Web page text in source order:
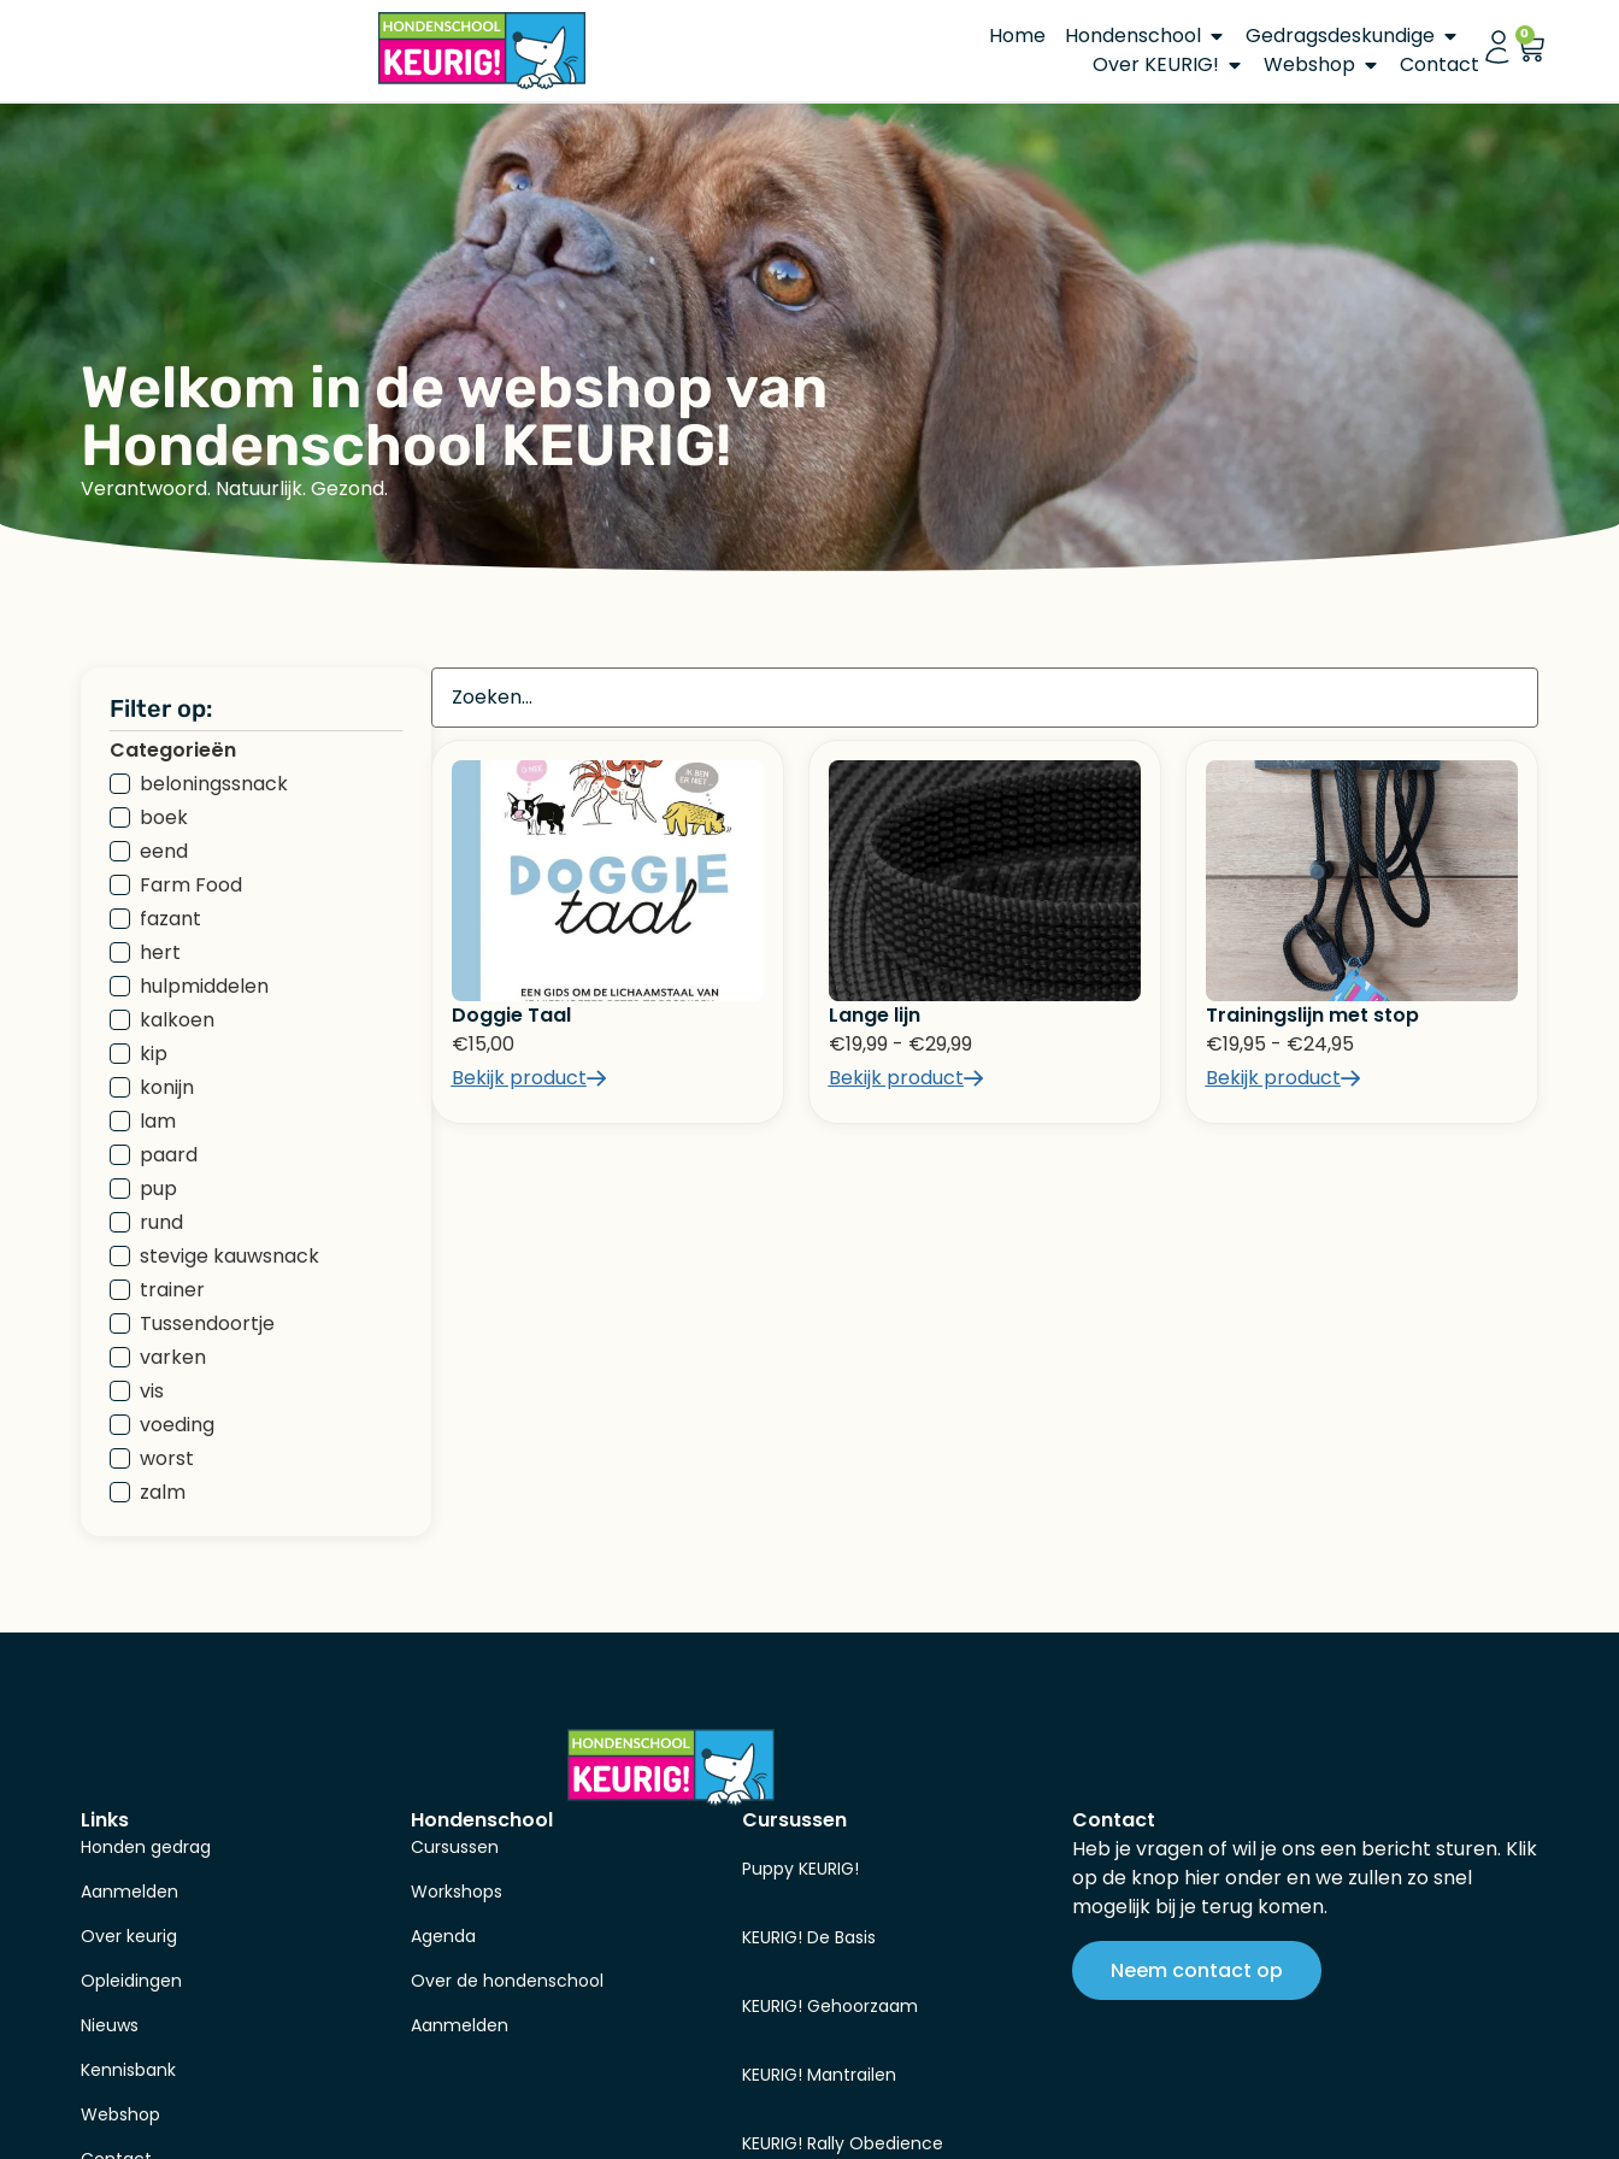
Home Hondenschool
Gedragsdeskundige
Over KEURIG!
Webshop Contact
0
Welkom in de webshop van
Hondenschool KEURIG!
Verantwoord. Natuurlijk. Gezond.
Filter op:
Categorieën
beloningssnack
boek
eend
Farm Food
fazant
hert
hulpmiddelen
kalkoen
kip
konijn
lam
paard
pup
rund
stevige kauwsnack
trainer
Tussendoortje
varken
vis
voeding
worst
zalm
Doggie Taal
€15,00
Bekijk product
Lange lijn
€19,99 - €29,99
Bekijk product
Trainingslijn met stop
€19,95 - €24,95
Bekijk product
Links
Honden gedrag
Aanmelden
Over keurig
Opleidingen
Nieuws
Kennisbank
Webshop
Hondenschool
Cursussen
Workshops
Agenda
Over de hondenschool
Aanmelden
Cursussen
Puppy KEURIG!
KEURIG! De Basis
KEURIG! Gehoorzaam
KEURIG! Mantrailen
KEURIG! Rally Obedience
Contact
Heb je vragen of wil je ons een bericht sturen. Klik
op de knop hier onder en we zullen zo snel
mogelijk bij je terug komen.
Neem contact op